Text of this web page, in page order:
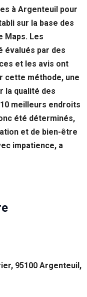
à Argenteuil pour
sur la base des
Maps. Les
évalués par des
et les avis ont
cette méthode, une
la qualité des
meilleurs endroits
été déterminés,
et de bien-être
impatience, a
95100 Argenteuil,